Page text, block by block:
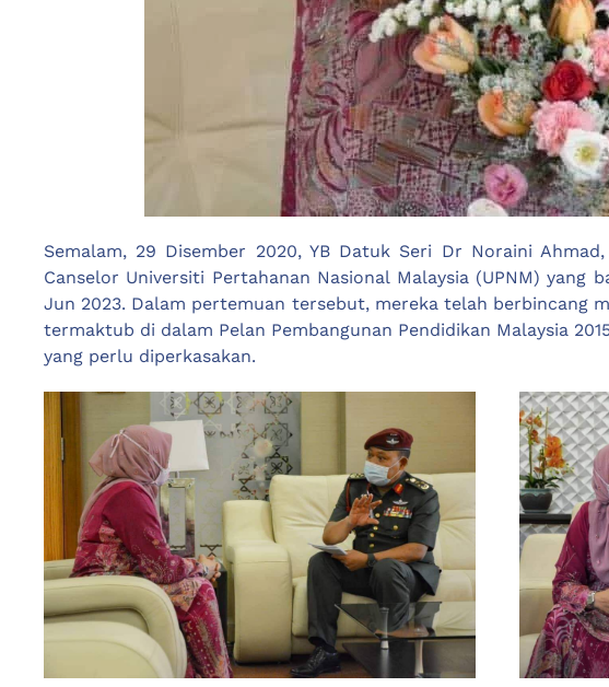
Semalam, 29 Disember 2020, YB Datuk Seri Dr Noraini
Canselor Universiti Pertahanan Nasional Malaysia (UPNM) yang
Jun 2023. Dalam pertemuan tersebut, mereka telah berbincang
termaktub di dalam Pelan Pembangunan Pendidikan Malaysia
yang perlu diperkasakan.